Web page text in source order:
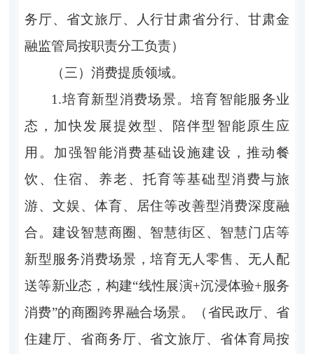
务厅、省文旅厅、人行甘肃省分行、甘肃金
融监管局按职责分工负责）
（三）消费提质领域。
1.培育新型消费场景。培育智能服务业
态，加快发展提效型、陪伴型智能原生应
用。加强智能消费基础设施建设，推动餐
饮、住宿、养老、托育等基础型消费与旅
游、文娱、体育、居住等改善型消费深度融
合。建设智慧商圈、智慧街区、智慧门店等
新型服务消费场景，培育无人零售、无人配
送等新业态，构建“线性展演+沉浸体验+服务
消费”的商圈跨界融合场景。（省民政厅、省
住建厅、省商务厅、省文旅厅、省体育局按